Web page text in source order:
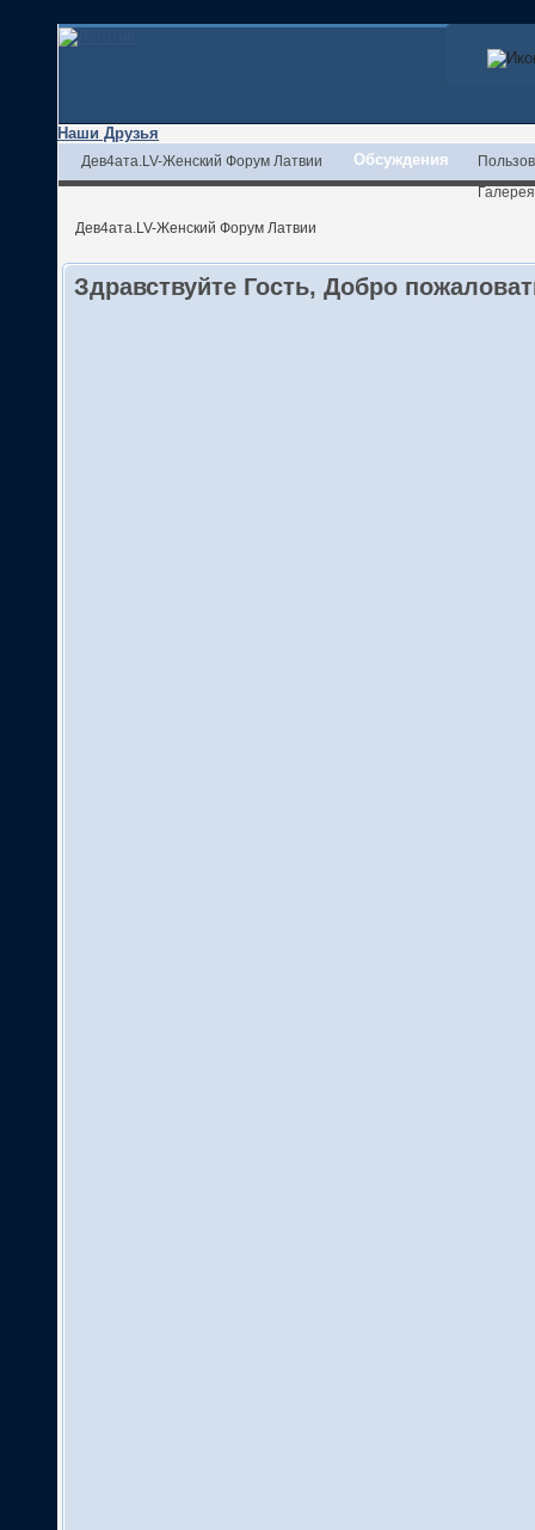
Наши Друзья
Дев4ата.LV-Женский Форум Латвии Обсуждения
Галерея
Дев4ата.LV-Женский Форум Латвии
Здравствуйте Гость, Добро